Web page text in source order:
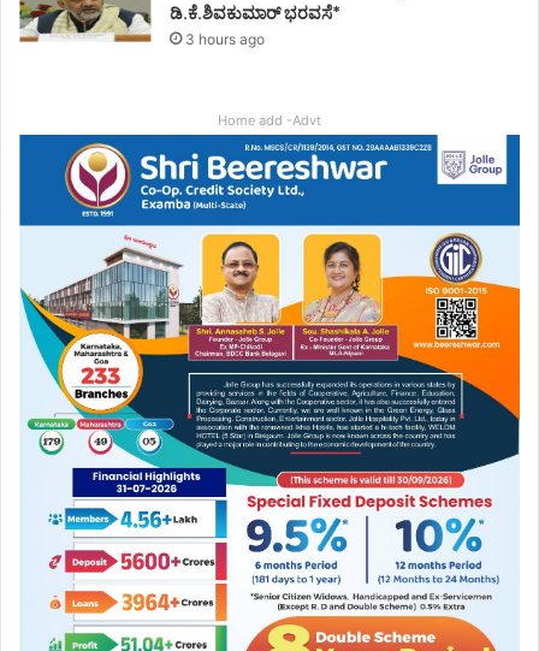
ಡಿ.ಕೆ.ಶಿವಕುಮಾರ್ ಭರವಸೆ*
3 hours ago
Home add -Advt